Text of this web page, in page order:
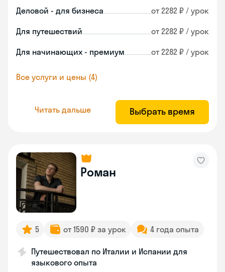
Деловой - для бизнеса от 2282 ₽ / урок
Для путешествий от 2282 ₽ / урок
Для начинающих - премиум от 2282 ₽ / урок
Все услуги и цены (4)
Читать дальше Выбрать время
Роман
5 от 1590 ₽ за урок 4 года опыта
Путешествовал по Италии и Испании для
языкового опыта